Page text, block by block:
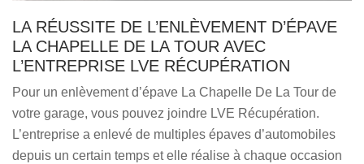
LA RÉUSSITE DE L’ENLÈVEMENT D’ÉPAVE
LA CHAPELLE DE LA TOUR AVEC
L’ENTREPRISE LVE RÉCUPÉRATION
Pour un enlèvement d’épave La Chapelle De La Tour de
votre garage, vous pouvez joindre LVE Récupération.
L’entreprise a enlevé de multiples épaves d’automobiles
depuis un certain temps et elle réalise à chaque occasion